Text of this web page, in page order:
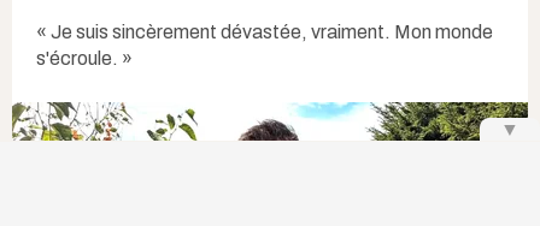
« Je suis sincèrement dévastée, vraiment. Mon monde
s'écroule. »
▼